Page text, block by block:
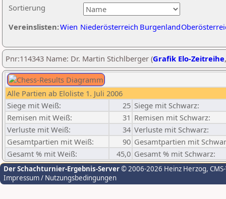
Sortierung
Vereinslisten:Wien Niederösterreich Burgenland
Pnr:114343 Name: Dr. Martin Stichlberger (Grafik Elo-Zeitreihe
Alle Partien ab Eloliste 1. Juli 2006
Siege mit Weiß:
25 Siege mit Schwarz:
Remisen mit Weiß:
31 Remisen mit Schwarz:
Verluste mit Weiß:
34 Verluste mit Schwarz:
Gesamtpartien mit Weiß:
90 Gesamtpartien mit
Gesamt % mit Weiß:
45,0 Gesamt % mit Schwarz:
Der Schachturnier-Ergebnis-Server© 2006-2026 Heinz Herzog,
Impressum / Nutzungsbedingungen